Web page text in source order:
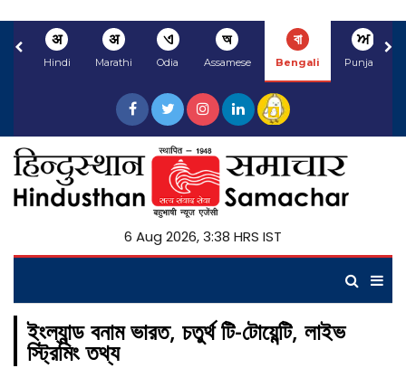
अ
Hindi
अ
Marathi
ଏ
Odia
অ
Assamese
বা
Bengali
ਅ
Punjabi
6 Aug 2026, 3:38 HRS IST
ইংল্যান্ড বনাম ভারত, চতুর্থ টি-টোয়েন্টি, লাইভ
স্ট্রিমিং তথ্য